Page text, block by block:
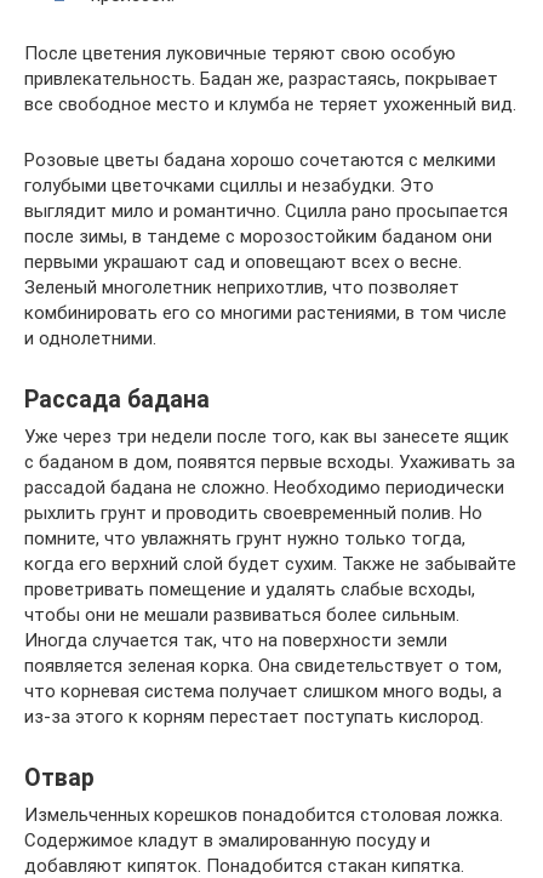
После цветения луковичные теряют свою особую
привлекательность. Бадан же, разрастаясь, покрывает
все свободное место и клумба не теряет ухоженный вид.
Розовые цветы бадана хорошо сочетаются с мелкими
голубыми цветочками сциллы и незабудки. Это
выглядит мило и романтично. Сцилла рано просыпается
после зимы, в тандеме с морозостойким баданом они
первыми украшают сад и оповещают всех о весне.
Зеленый многолетник неприхотлив, что позволяет
комбинировать его со многими растениями, в том числе
и однолетними.
Рассада бадана
Уже через три недели после того, как вы занесете ящик
с баданом в дом, появятся первые всходы. Ухаживать за
рассадой бадана не сложно. Необходимо периодически
рыхлить грунт и проводить своевременный полив. Но
помните, что увлажнять грунт нужно только тогда,
когда его верхний слой будет сухим. Также не забывайте
проветривать помещение и удалять слабые всходы,
чтобы они не мешали развиваться более сильным.
Иногда случается так, что на поверхности земли
появляется зеленая корка. Она свидетельствует о том,
что корневая система получает слишком много воды, а
из-за этого к корням перестает поступать кислород.
Отвар
Измельченных корешков понадобится столовая ложка.
Содержимое кладут в эмалированную посуду и
добавляют кипяток. Понадобится стакан кипятка.